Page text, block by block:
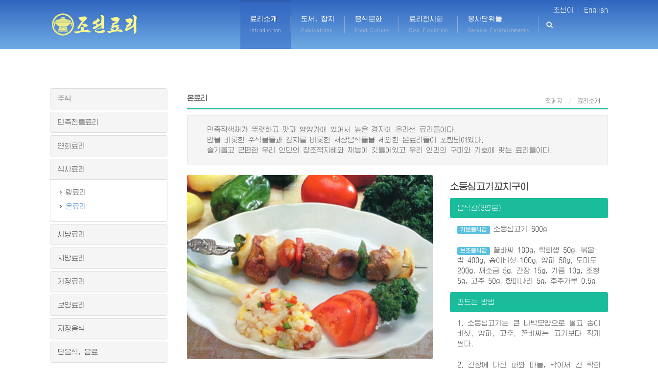
조선어 | English
료리소개
Introduction
도서, 잡지
Publications
음식문화
Food Culture
료리전시회
Dish Exhibition
봉사단위들
Service Establishments
온료리 첫페지 료리소개
민족적색채가 뚜렷하고 맛과 영양가에 있어서 높은 경지에 올라선 료리들이다.
밥을 비롯한 주식물들과 김치를 비롯한 저장음식들을 제외한 온료리들이 포함되여있다.
슬기롭고 근면한 우리 인민의 창조적지혜와 재능이 깃들어있고 우리 인민의 구미와 기호에 맞는 료리들이다.
소등심고기꼬치구이
음식감(3명분)
기본음식감 소등심고기 600g
보조음식감
꼴바싸 100g, 락화생 50g, 볶음
밥 400g, 송이버섯 100g, 양파 50g, 도마도
200g, 깨소금 5g, 간장 15g, 기름 10g, 조청
5g, 고추 50g, 향미나리 5g, 후추가루 0.5g
만드는 방법
1. 소등심고기는 큰 나박모양으로 썰고 송이
버섯, 양파, 고추, 꼴바싸는 고기보다 작게
썬다.
2. 간장에 다진 파와 마늘, 닦아서 간 락화
주식
민족전통료리
연회료리
식사료리
랭료리
온료리
사냥료리
지방료리
가정료리
보양료리
저장음식
단음식, 음료